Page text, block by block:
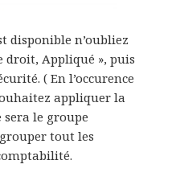
disponible n’oubliez
droit, Appliqué », puis
( En l’occurence
appliquer la
sera le groupe
tout les